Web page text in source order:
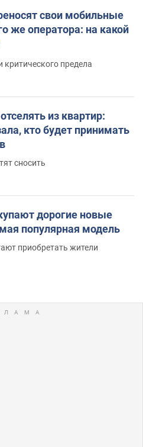
свои мобильные
же оператора: на какой
предела
из квартир:
кто будет принимать
сносить
дорогие новые
популярная модель
приобретать жители